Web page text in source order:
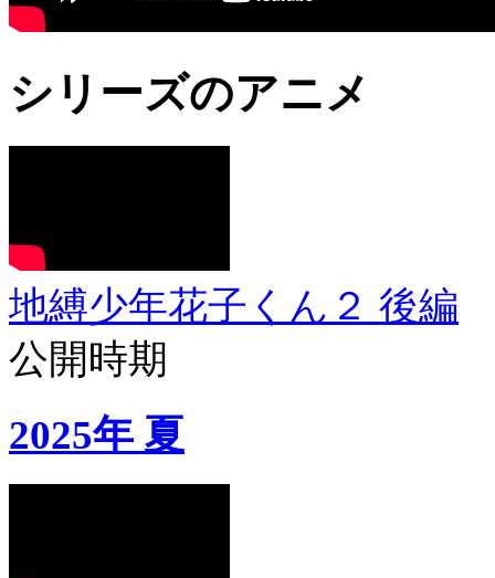
シリーズのアニメ
地縛少年花子くん２ 後編
公開時期
2025年 夏